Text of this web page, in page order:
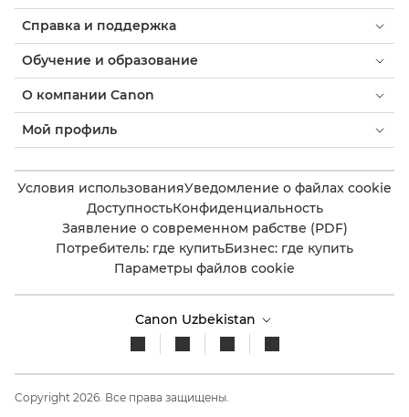
Справка и поддержка
Обучение и образование
О компании Canon
Мой профиль
Условия использованияУведомление о файлах cookie
ДоступностьКонфиденциальность
Заявление о современном рабстве (PDF)
Потребитель: где купитьБизнес: где купить
Параметры файлов cookie
Canon Uzbekistan
Copyright 2026. Все права защищены.